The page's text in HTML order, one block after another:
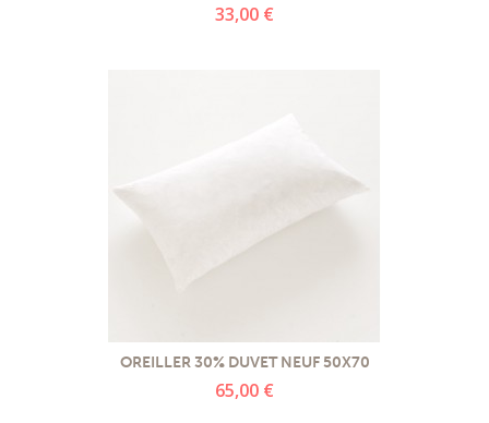
33,00 €
OREILLER 30% DUVET NEUF 50X70
65,00 €